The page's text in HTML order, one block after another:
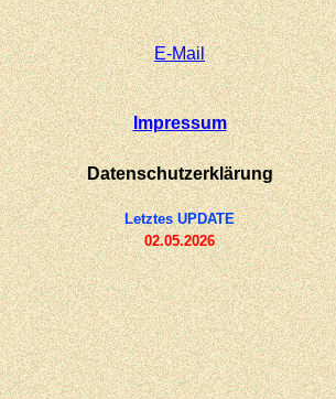
E-Mail
Impressum
Datenschutzerklärung
Letztes UPDATE
02.05.2026